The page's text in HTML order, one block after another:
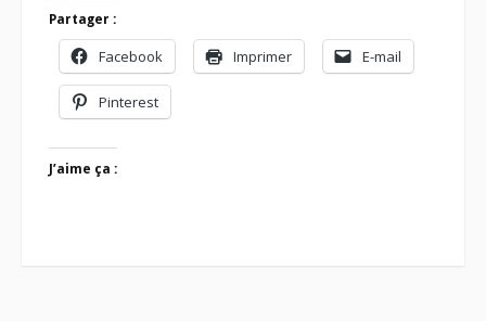
Partager :
Facebook Imprimer E-mail
Pinterest
J’aime ça :